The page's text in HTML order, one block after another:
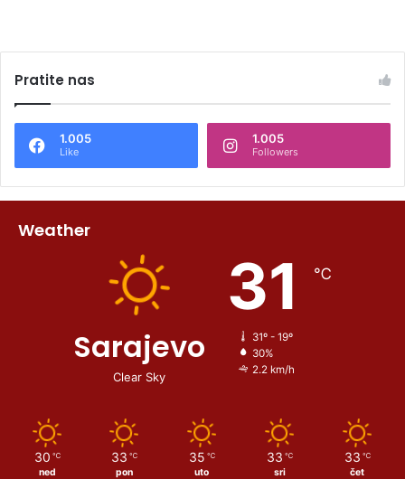
Pratite nas
1.005
Like
1.005
Followers
Weather
Sarajevo
Clear Sky
31 ℃
31º - 19º
30%
2.2 km/h
30 ℃
ned
33 ℃
pon
35 ℃
uto
33 ℃
sri
33 ℃
čet